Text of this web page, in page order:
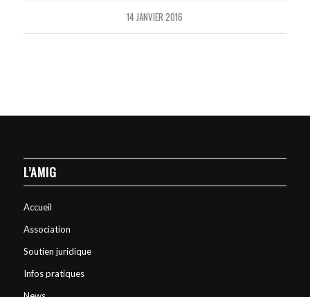
14 JANVIER 2016
L’AMIG
Accueil
Association
Soutien juridique
Infos pratiques